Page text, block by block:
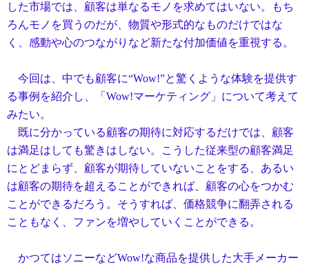
した市場では、顧客は単なるモノを求めてはいない。もち
ろんモノを買うのだが、物質や形式的なものだけではな
く、感動や心のつながりなど新たな付加価値を重視する。
今回は、中でも顧客に“Wow!”と驚くような体験を提供す
る事例を紹介し、「Wow!マーケティング」について考えて
みたい。
既に分かっている顧客の期待に対応するだけでは、顧客
は満足はしても驚きはしない。こうした従来型の顧客満足
にとどまらず、顧客が期待していないことをする、あるい
は顧客の期待を超えることができれば、顧客の心をつかむ
ことができるだろう。そうすれば、価格競争に翻弄される
こともなく、ファンを増やしていくことができる。
かつてはソニーなどWow!な商品を提供した大手メーカー